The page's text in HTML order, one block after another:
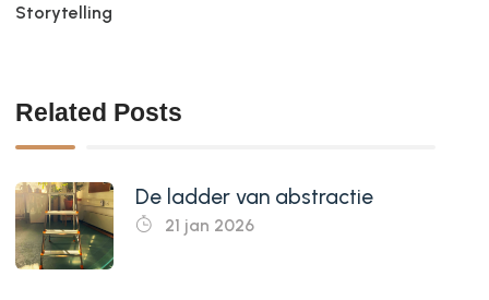
Storytelling
Related Posts
De ladder van abstractie
21 jan 2026